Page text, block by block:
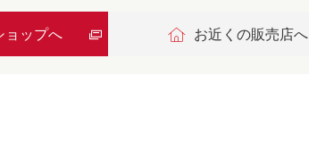
ョップへ お近くの販売店へ